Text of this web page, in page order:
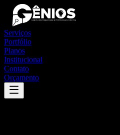
Serviços
Portfólio
Planos
Institucional
Contato
Orçamento